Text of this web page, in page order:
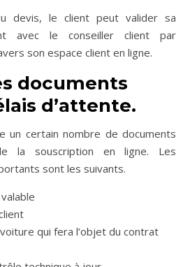
devis, le client peut valider sa
avec le conseiller client par
son espace client en ligne.
documents
d’attente.
un certain nombre de documents
la souscription en ligne. Les
sont les suivants.
qui fera l’objet du contrat